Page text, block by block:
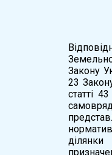
Закону
23
статті